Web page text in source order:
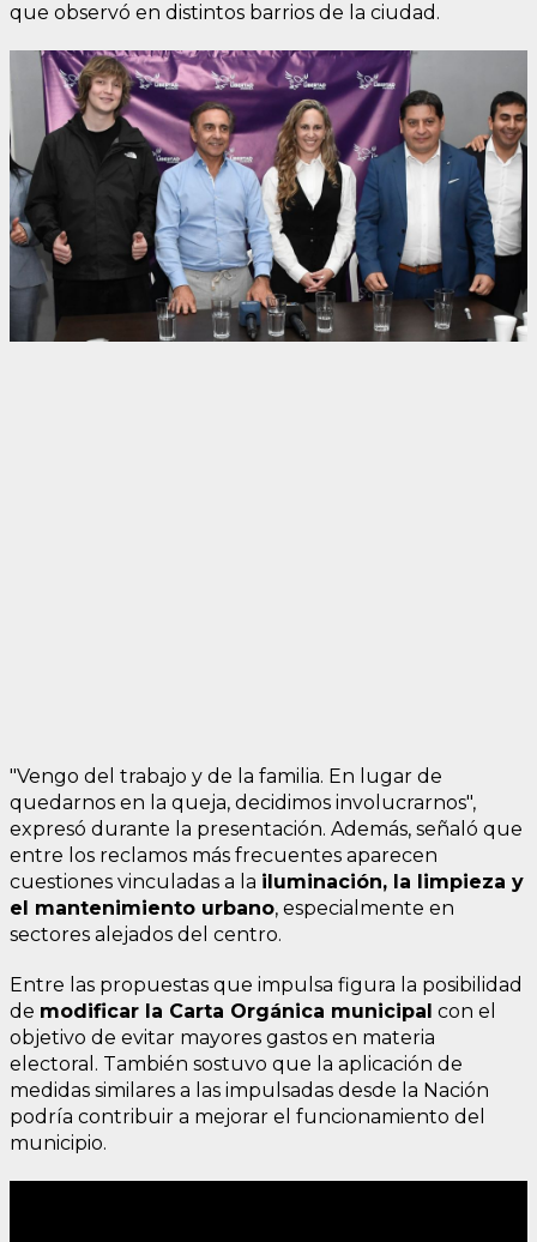
que observó en distintos barrios de la ciudad.
"Vengo del trabajo y de la familia. En lugar de
quedarnos en la queja, decidimos involucrarnos",
expresó durante la presentación. Además, señaló que
entre los reclamos más frecuentes aparecen
cuestiones vinculadas a la iluminación, la limpieza y
el mantenimiento urbano, especialmente en
sectores alejados del centro.
Entre las propuestas que impulsa figura la posibilidad
de modificar la Carta Orgánica municipal con el
objetivo de evitar mayores gastos en materia
electoral. También sostuvo que la aplicación de
medidas similares a las impulsadas desde la Nación
podría contribuir a mejorar el funcionamiento del
municipio.